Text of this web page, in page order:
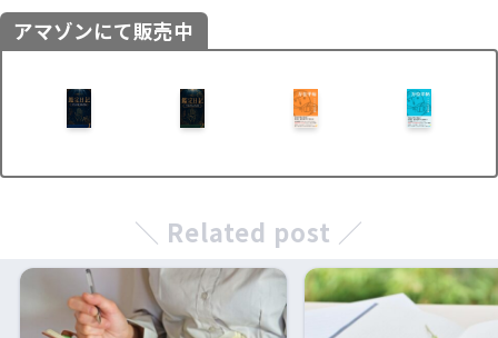
アマゾンにて販売中
＼ Related post ／